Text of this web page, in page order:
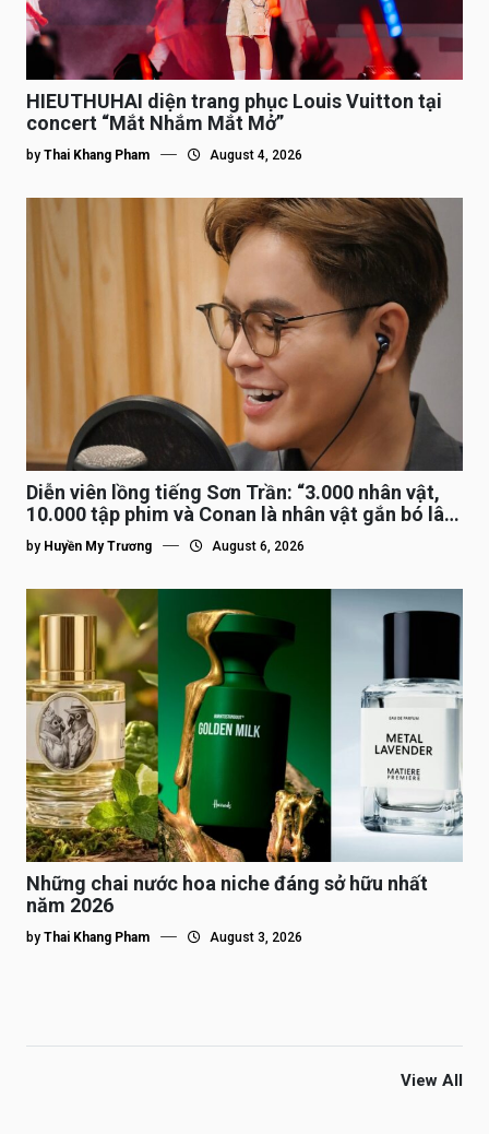
HIEUTHUHAI diện trang phục Louis Vuitton tại
concert “Mắt Nhắm Mắt Mở”
by Thai Khang Pham August 4, 2026
Diễn viên lồng tiếng Sơn Trần: “3.000 nhân vật,
10.000 tập phim và Conan là nhân vật gắn bó lâu
nhất”
by Huyền My Trương August 6, 2026
Những chai nước hoa niche đáng sở hữu nhất
năm 2026
by Thai Khang Pham August 3, 2026
View All